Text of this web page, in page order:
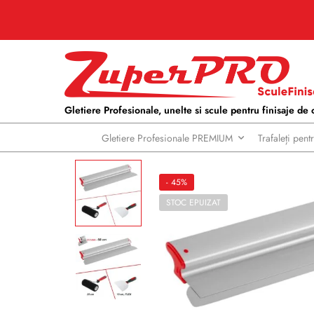
Gletiere Profesionale, unelte si scule pentru finisaje de
Gletiere Profesionale PREMIUM
Trafaleți
- 45%
STOC EPUIZAT